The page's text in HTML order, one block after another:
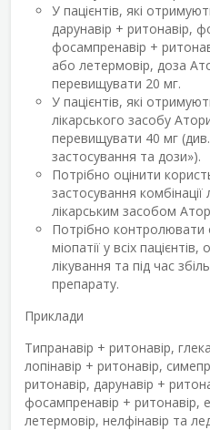
У пацієнтів, які
дарунавір + ритонавір,
фосампренавір +
або летермовір, доза
перевищувати 20 мг.
У пацієнтів, які
лікарського засобу
перевищувати 40 мг (див.
застосування та дози»).
Потрібно оцінити
застосування
лікарським засобом
Потрібно
міопатії у всіх
лікування та під час
препарату.
Приклади
Типранавір + ритонавір,
лопінавір + ритонавір,
ритонавір, дарунавір +
фосампренавір + ритонавір,
летермовір, нелфінавір та